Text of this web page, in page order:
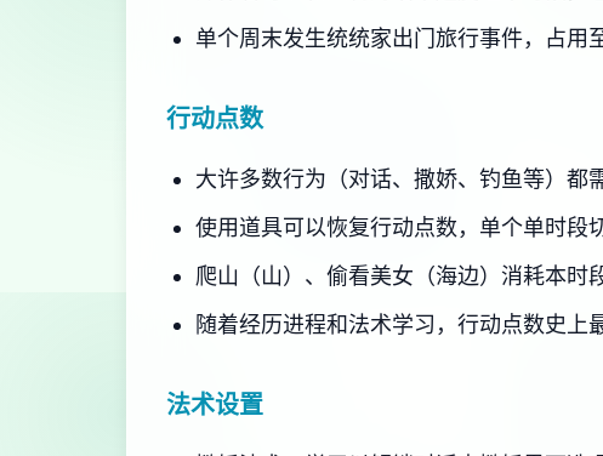
单个周末发生统统家出门旅行事件，占用
行动点数
大许多数行为（对话、撒娇、钓鱼等）都
使用道具可以恢复行动点数，单个单时段
爬山（山）、偷看美女（海边）消耗本时
随着经历进程和法术学习，行动点数史上
法术设置